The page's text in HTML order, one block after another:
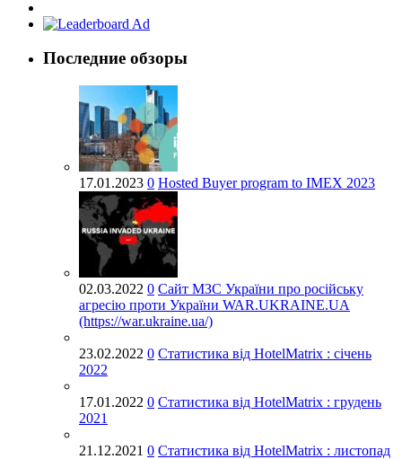
Последние обзоры
17.01.2023 0 Hosted Buyer program to IMEX 2023
02.03.2022 0 Cайт МЗС України про російську
агресію проти України WAR.UKRAINE.UA
(https://war.ukraine.ua/)
23.02.2022 0 Статистика від HotelMatrix : січень
2022
17.01.2022 0 Статистика від HotelMatrix : грудень
2021
21.12.2021 0 Статистика від HotelMatrix : листопад